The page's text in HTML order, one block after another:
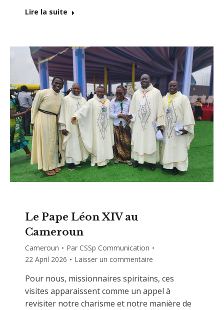
Lire la suite
Le Pape Léon XIV au
Cameroun
Cameroun Par CSSp Communication
22 April 2026
Laisser un commentaire
Pour nous, missionnaires spiritains, ces
visites apparaissent comme un appel à
revisiter notre charisme et notre manière de